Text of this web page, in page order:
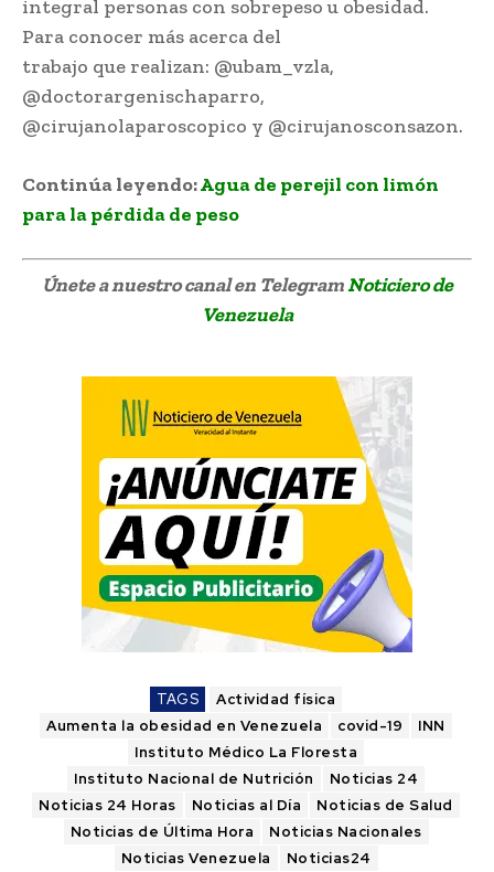
integral personas con sobrepeso u obesidad.
Para conocer más acerca del
trabajo que realizan: @ubam_vzla,
@doctorargenischaparro,
@cirujanolaparoscopico y @cirujanosconsazon.
Continúa leyendo:Agua de perejil con limón
para la pérdida de peso
Únete a nuestro canal en TelegramNoticiero de
Venezuela
TAGS
Actividad física
Aumenta la obesidad en Venezuela
covid-19
INN
Instituto Médico La Floresta
Instituto Nacional de Nutrición
Noticias 24
Noticias 24 Horas
Noticias al Día
Noticias de Salud
Noticias de Última Hora
Noticias Nacionales
Noticias Venezuela
Noticias24